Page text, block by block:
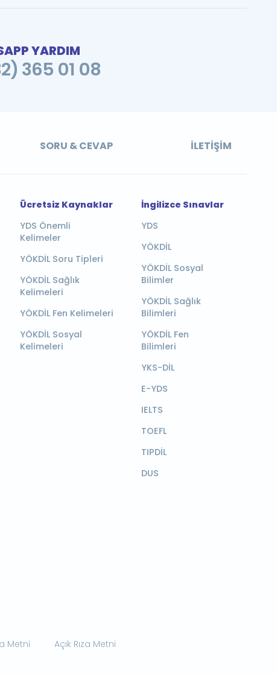
YARDIM
365 01 08
SORU & CEVAP İLETIŞIM
Ücretsiz Kaynaklar
YDS Önemli
Kelimeler
YÖKDİL Soru Tipleri
YÖKDİL Sağlık
Kelimeleri
YÖKDİL Fen Kelimeleri
YÖKDİL Sosyal
Kelimeleri
İngilizce Sınavlar
YDS
YÖKDİL
YÖKDİL Sosyal
Bilimler
YÖKDİL Sağlık
Bilimleri
YÖKDİL Fen
Bilimleri
YKS-DİL
E-YDS
IELTS
TOEFL
TIPDİL
DUS
Metni Açık Rıza Metni